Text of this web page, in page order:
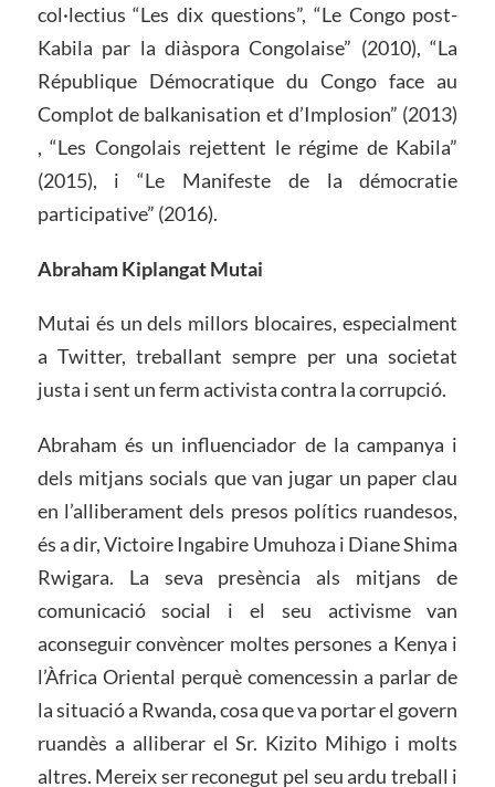
col·lectius “Les dix questions”, “Le Congo post-
Kabila par la diàspora Congolaise” (2010), “La
République Démocratique du Congo face au
Complot de balkanisation et d’Implosion” (2013)
, “Les Congolais rejettent le régime de Kabila”
(2015), i “Le Manifeste de la démocratie
participative” (2016).
Abraham Kiplangat Mutai
Mutai és un dels millors blocaires, especialment
a Twitter, treballant sempre per una societat
justa i sent un ferm activista contra la corrupció.
Abraham és un influenciador de la campanya i
dels mitjans socials que van jugar un paper clau
en l’alliberament dels presos polítics ruandesos,
és a dir, Victoire Ingabire Umuhoza i Diane Shima
Rwigara. La seva presència als mitjans de
comunicació social i el seu activisme van
aconseguir convèncer moltes persones a Kenya i
l’Àfrica Oriental perquè comencessin a parlar de
la situació a Rwanda, cosa que va portar el govern
ruandès a alliberar el Sr. Kizito Mihigo i molts
altres. Mereix ser reconegut pel seu ardu treball i